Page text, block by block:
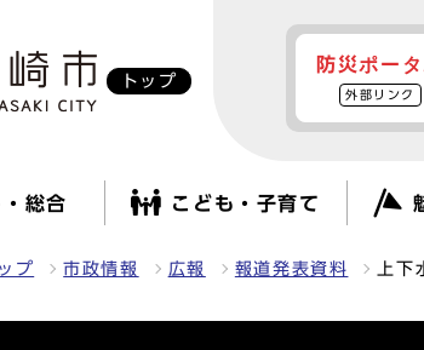
トップ
防災ポー
外部リンク
総合 こども・子育て
プ 市政情報 広報 報道発表資料 上